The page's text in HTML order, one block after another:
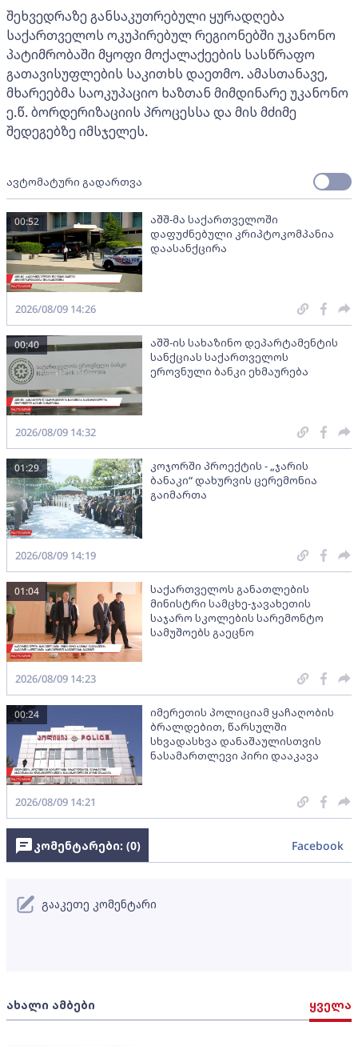
შეხვედრაზე განსაკუთრებული ყურადღება
საქართველოს ოკუპირებულ რეგიონებში უკანონო
პატიმრობაში მყოფი მოქალაქეების სასწრაფო
გათავისუფლების საკითხს დაეთმო. ამასთანავე,
მხარეებმა საოკუპაციო ხაზთან მიმდინარე უკანონო
ე.წ. ბორდერიზაციის პროცესსა და მის მძიმე
შედეგებზე იმსჯელეს.
ავტომატური გადართვა
აშშ-მა საქართველოში
დაფუძნებული კრიპტოკომპანია
დაასანქცირა
00:52
2026/08/09 14:26
აშშ-ის სახაზინო დეპარტამენტის
სანქციას საქართველოს
ეროვნული ბანკი ეხმაურება
00:40
2026/08/09 14:32
კოჯორში პროექტის - „ჯარის
ბანაკი“ დახურვის ცერემონია
გაიმართა
01:29
2026/08/09 14:19
საქართველოს განათლების
მინისტრი სამცხე-ჯავახეთის
საჯარო სკოლების სარემონტო
სამუშოებს გაეცნო
01:04
2026/08/09 14:23
იმერეთის პოლიციამ ყაჩაღობის
ბრალდებით, წარსულში
სხვადასხვა დანაშაულისთვის
ნასამართლევი პირი დააკავა
00:24
2026/08/09 14:21
ახალი ამბები ყველა
კომენტარები: (0) Facebook
გააკეთე კომენტარი